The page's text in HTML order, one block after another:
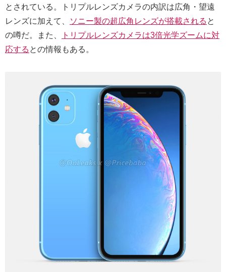
とされている。トリプルレンズカメラの内訳は広角・望遠
レンズに加えて、
ソニー製の超広角レンズが搭載される と
の噂だ。また、
トリプルレンズカメラは3倍光学ズームに対
応する との情報もある。